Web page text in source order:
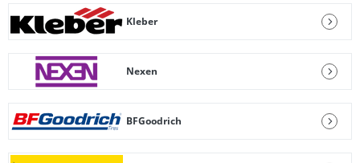
Kleber
Nexen
BFGoodrich